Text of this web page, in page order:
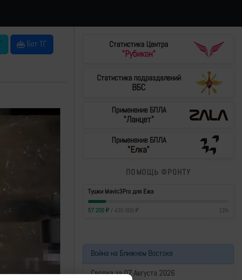
Бот ТГ
Статистика Центра
"Рубикон"
Статистика подразделений
ВБС
Применение БПЛА
"Ланцет"
Применение БПЛА
"Елка"
ПОМОЩЬ ФРОНТУ
Тушки Mavic3Pro для Ежа
57 200₽/ 430 000 ₽ 13%
Война на Ближнем Востоке
Сводка за 07 Августа 2026